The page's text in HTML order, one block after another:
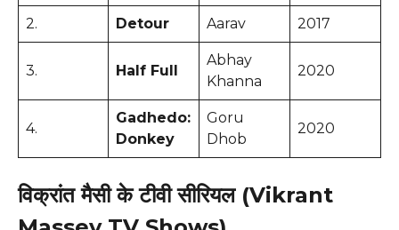
2. Detour Aarav 2017
3. Half Full
Abhay
Khanna
2020
4.
Gadhedo:
Donkey
Goru
Dhob
2020
विक्रांत मैसी के टीवी सीरियल (Vikrant